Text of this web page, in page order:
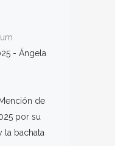
de
por su
la bachata